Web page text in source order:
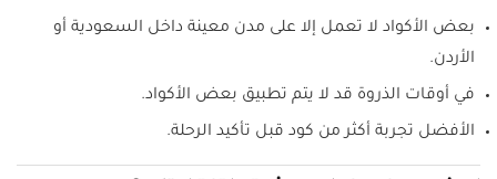
بعض الأكواد لا تعمل إلا على مدن معينة داخل السعودية أو
الأردن.
في أوقات الذروة قد لا يتم تطبيق بعض الأكواد.
الأفضل تجربة أكثر من كود قبل تأكيد الرحلة.